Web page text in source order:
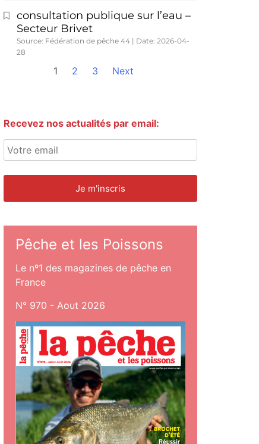
consultation publique sur l’eau –
Secteur Brivet
Source: Fédération de pêche 44
Date: 2026-04-
28
1 2 3 Next
Recevez nos actualités par email:
Pêche et les Poissons
Le nº1 des magazines de pêche en
France
N° 970 - Aout 2026